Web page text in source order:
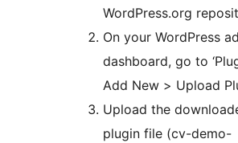
WordPress.org
On your WordPress
dashboard, go to
Add New > Upload
Upload the
plugin file (cv-demo-